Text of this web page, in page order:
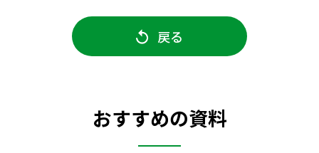
戻る
おすすめの資料